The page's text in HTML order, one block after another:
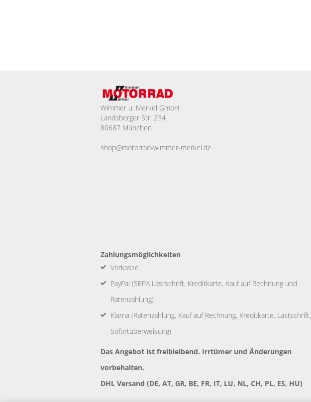
Wimmer u. Merkel GmbH
Landsberger Str. 234
80687 München
shop@motorrad-wimmer-merkel.de
Zahlungsmöglichkeiten
Vorkasse
PayPal (SEPA Lastschrift, Kreditkarte, Kauf auf Rechnung und
Ratenzahlung)
Klarna (Ratenzahlung, Kauf auf Rechnung, Kreditkarte, Lastschrift,
Sofortüberweisung)
Das Angebot ist freibleibend. Irrtümer und Änderungen
vorbehalten.
DHL Versand (DE, AT, GR, BE, FR, IT, LU, NL, CH, PL, ES, HU)